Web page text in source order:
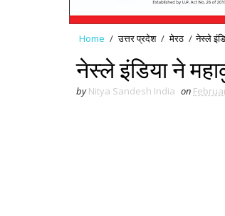
Home / उत्तर प्रदेश / मेरठ / नेस्ले
नेस्ले इंडिया ने
by Nitya Sandesh India on